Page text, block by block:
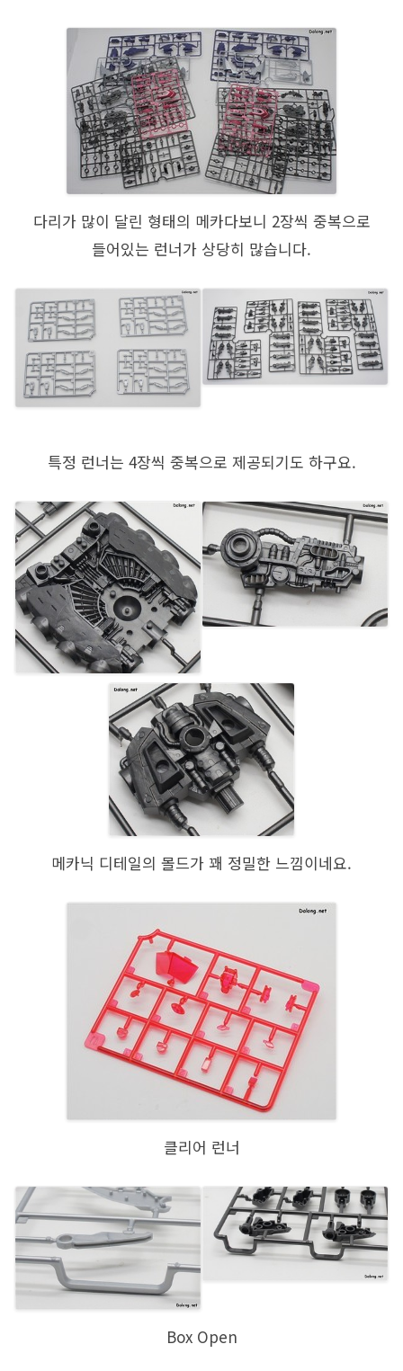
다리가 많이 달린 형태의 메카다보니 2장씩 중복으로
들어있는 런너가 상당히 많습니다.
특정 런너는 4장씩 중복으로 제공되기도 하구요.
메카닉 디테일의 몰드가 꽤 정밀한 느낌이네요.
클리어 런너
Box Open